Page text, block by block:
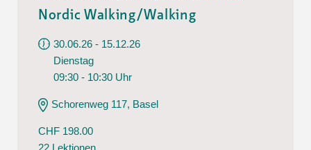
Nordic Walking/Walking
30.06.26 - 15.12.26
Dienstag
09:30 - 10:30 Uhr
Schorenweg 117, Basel
CHF 198.00
22 Lektionen